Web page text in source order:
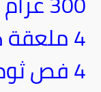
4 ملعقة كبيرة زيت زيتون.
4 فص ثوم مفروم.